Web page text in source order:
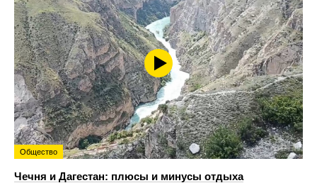
Общество
Чечня и Дагестан: плюсы и минусы отдыха